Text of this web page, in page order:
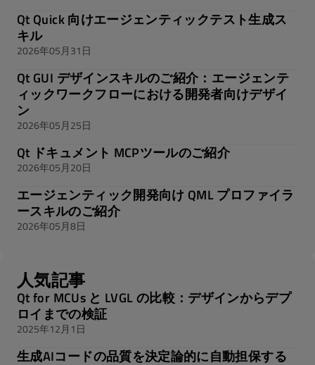
Qt Quick 向けエージェンティックテスト生成ス
キル
2026年05月31日
Qt GUI デザインスキルのご紹介：エージェンテ
ィックワークフローにおける開発者向けデザイ
ン
2026年05月25日
Qt ドキュメント MCPツールのご紹介
2026年05月20日
エージェンティック開発向け QML プロファイラ
ースキルのご紹介
2026年05月8日
人気記事
Qt for MCUs と LVGL の比較：デザインからデプ
ロイまでの検証
2025年12月1日
生成AIコードの品質を決定論的に自動担保する